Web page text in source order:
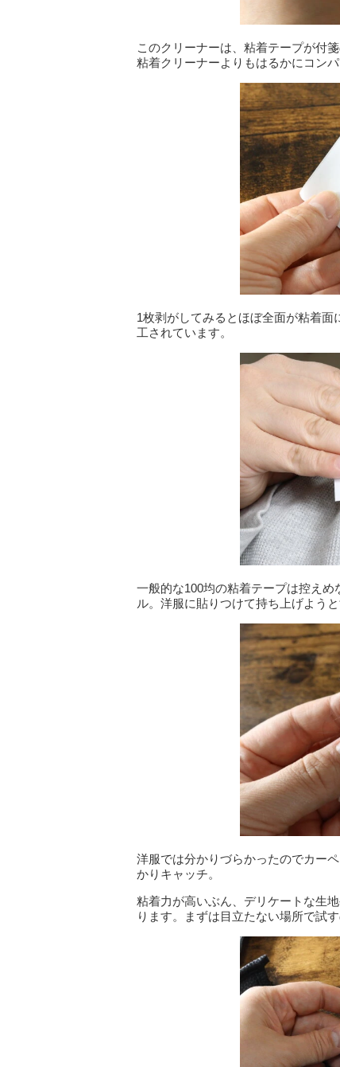
このクリーナーは、粘着テープが付
粘着クリーナーよりもはるかにコン
1枚剥がしてみるとほぼ全面が粘着
工されています。
一般的な100均の粘着テープは控え
ル。洋服に貼りつけて持ち上げよう
洋服では分かりづらかったのでカー
かりキャッチ。
粘着力が高いぶん、デリケートな生
ります。まずは目立たない場所で試